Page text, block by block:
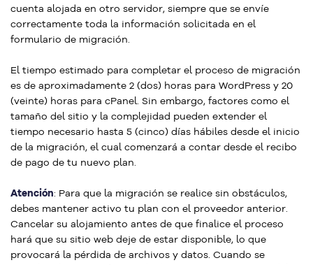
cuenta alojada en otro servidor, siempre que se envíe
correctamente toda la información solicitada en el
formulario de migración.
El tiempo estimado para completar el proceso de migración
es de aproximadamente 2 (dos) horas para WordPress y 20
(veinte) horas para cPanel. Sin embargo, factores como el
tamaño del sitio y la complejidad pueden extender el
tiempo necesario hasta 5 (cinco) días hábiles desde el inicio
de la migración, el cual comenzará a contar desde el recibo
de pago de tu nuevo plan.
Atención: Para que la migración se realice sin obstáculos,
debes mantener activo tu plan con el proveedor anterior.
Cancelar su alojamiento antes de que finalice el proceso
hará que su sitio web deje de estar disponible, lo que
provocará la pérdida de archivos y datos. Cuando se